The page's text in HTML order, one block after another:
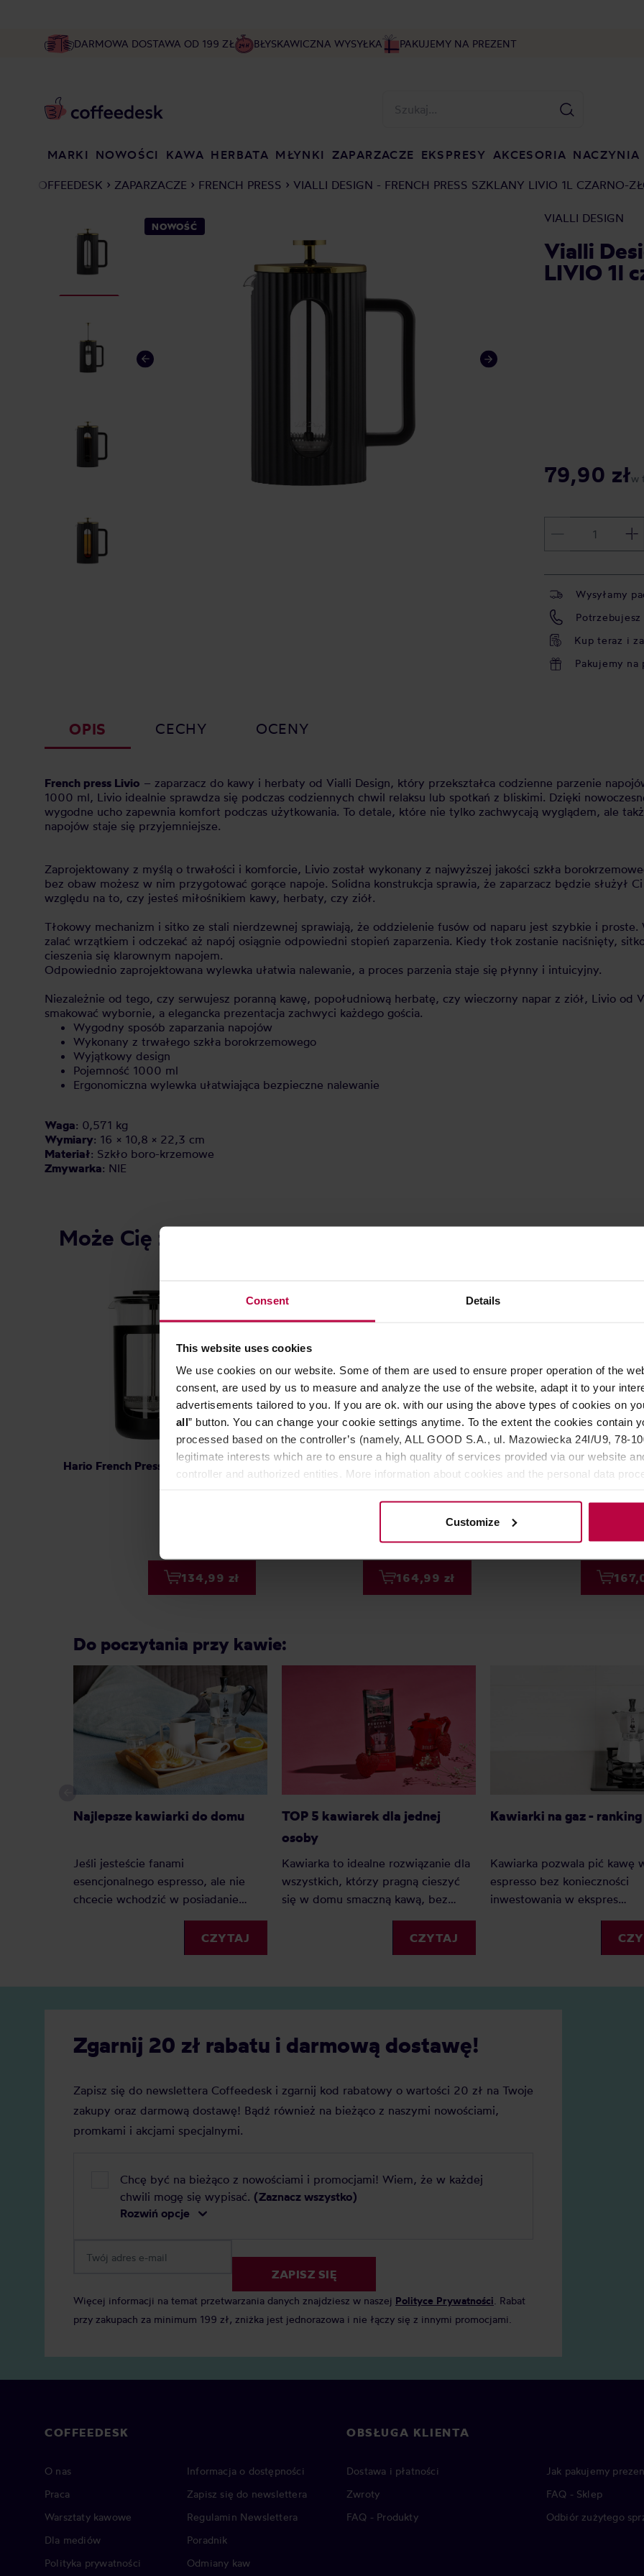
Consent Details
This website uses cookies
We use cookies on our website. Some of them are used to ensure proper operation of the
consent, are used by us to measure and analyze the use of the website, adapt it to your
advertisements tailored to you. If you are ok. with our using the above types of cookies on
all” button. You can change your cookie settings anytime. To the extent the cookies contain
processed based on the controller’s (namely, ALL GOOD S.A., ul. Mazowiecka 24I/U9, 78-
legitimate interests which are to ensure a high quality of services provided via our website
controller and authorized entities. More information about cookies and the personal data
Customize
DARMOWA DOSTAWA OD 199 ZŁ BŁYSKAWICZNA WYSYŁKA PAKUJEMY NA PREZENT
MARKI NOWOŚCI KAWA HERBATA MŁYNKI ZAPARZACZE EKSPRESY AKCESORIA NACZYNIA
COFFEEDESK ZAPARZACZE FRENCH PRESS VIALLI DESIGN - FRENCH PRESS SZKLANY LIVIO 1L CZARNO-
NOWOŚĆ
VIALLI DESIGN
Vialli
LIVIO 1l
79,90 złw
Wysyłamy
Kup teraz i
Pakujemy na
OPIS CECHY OCENY
French press Livio – zaparzacz do kawy i herbaty od Vialli Design, który przekształca codzienne parzenie
1000 ml, Livio idealnie sprawdza się podczas codziennych chwil relaksu lub spotkań z bliskimi. Dzięki
wygodne ucho zapewnia komfort podczas użytkowania. To detale, które nie tylko zachwycają wyglądem, ale
napojów staje się przyjemniejsze.
Zaprojektowany z myślą o trwałości i komforcie, Livio został wykonany z najwyższej jakości szkła
bez obaw możesz w nim przygotować gorące napoje. Solidna konstrukcja sprawia, że zaparzacz będzie służył
względu na to, czy jesteś miłośnikiem kawy, herbaty, czy ziół.
Tłokowy mechanizm i sitko ze stali nierdzewnej sprawiają, że oddzielenie fusów od naparu jest szybkie i
zalać wrzątkiem i odczekać aż napój osiągnie odpowiedni stopień zaparzenia. Kiedy tłok zostanie naciśnięty,
cieszenia się klarownym napojem.
Odpowiednio zaprojektowana wylewka ułatwia nalewanie, a proces parzenia staje się płynny i intuicyjny.
Niezależnie od tego, czy serwujesz poranną kawę, popołudniową herbatę, czy wieczorny napar z ziół, Livio od
smakować wybornie, a elegancka prezentacja zachwyci każdego gościa.
Wygodny sposób zaparzania napojów
Wykonany z trwałego szkła borokrzemowego
Wyjątkowy design
Pojemność 1000 ml
Ergonomiczna wylewka ułatwiająca bezpieczne nalewanie
Waga: 0,571 kg
Wymiary: 16 × 10,8 × 22,3 cm
Materiał: Szkło boro-krzemowe
Zmywarka: NIE
Może Cię zainteresować
134,99 zł
Hario French Press U Black 300ml
209,00 zł
164,99 zł
Bodum - French press
Do poczytania przy kawie:
Najlepsze kawiarki do domu
Jeśli jesteście fanami
esencjonalnego espresso, ale nie
chcecie wchodzić w posiadanie
ekspresu ciśnieniowego, to
kafetierka będzie doskonałym
rozwiązaniem. Jaka kawiarka jest
CZYTAJ
TOP 5 kawiarek dla jednej
osoby
Kawiarka to idealne rozwiązanie dla
wszystkich, którzy pragną cieszyć
się w domu smaczną kawą, bez
konieczności przerabiania własnej
kuchni na małą kawiarnię. Jaka jest
najlepsza kawiarka dla jednej osoby?
CZYTAJ
Kawiarki na gaz -
Kawiarka pozwala pić kawę
espresso bez konieczności
inwestowania w ekspres
ciśnieniowy. Jeśli
klasycznymi palnikami
będzie kawiarka na gaz.
Zgarnij 20 zł rabatu i darmową dostawę!
Zapisz się do newslettera Coffeedesk i zgarnij kod rabatowy o wartości 20 zł na Twoje
zakupy oraz darmową dostawę! Bądź również na bieżąco z naszymi nowościami,
promkami i akcjami specjalnymi.
Chcę być na bieżąco z nowościami i promocjami! Wiem, że w każdej
chwili mogę się wypisać. (Zaznacz wszystko)
Rozwiń opcje
ZAPISZ SIĘ
Więcej informacji na temat przetwarzania danych znajdziesz w naszej Polityce Prywatności . Rabat
przy zakupach za minimum 199 zł, zniżka jest jednorazowa i nie łączy się z innymi promocjami.
COFFEEDESK
O nas
Praca
Warsztaty kawowe
Dla mediów
Polityka prywatności
Informacja o dostępności
Zapisz się do newslettera
Regulamin Newslettera
Poradnik
Odmiany kaw
OBSŁUGA KLIENTA
Dostawa i płatności
Zwroty
FAQ - Produkty
Jak pakujemy
FAQ - Sklep
Odbiór zużytego